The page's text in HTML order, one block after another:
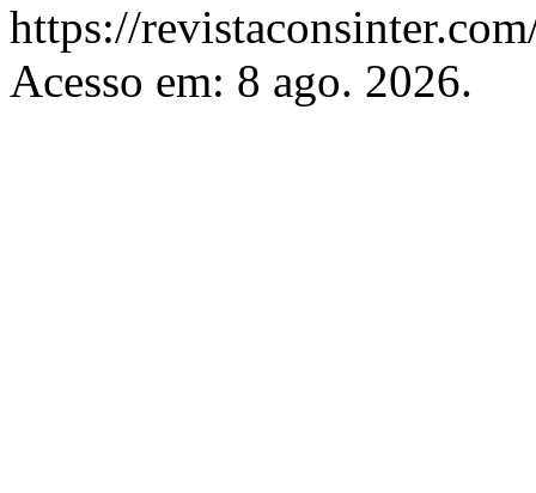
https://
Acesso em: 8 ago. 2026.